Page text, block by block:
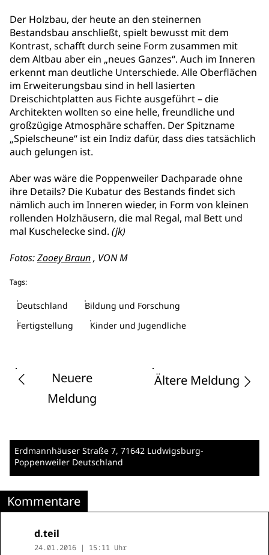
Der Holzbau, der heute an den steinernen
Bestandsbau anschließt, spielt bewusst mit dem
Kontrast, schafft durch seine Form zusammen mit
dem Altbau aber ein „neues Ganzes“. Auch im Inneren
erkennt man deutliche Unterschiede. Alle Oberflächen
im Erweiterungsbau sind in hell lasierten
Dreischichtplatten aus Fichte ausgeführt – die
Architekten wollten so eine helle, freundliche und
großzügige Atmosphäre schaffen. Der Spitzname
„Spielscheune“ ist ein Indiz dafür, dass dies tatsächlich
auch gelungen ist.
Aber was wäre die Poppenweiler Dachparade ohne
ihre Details? Die Kubatur des Bestands findet sich
nämlich auch im Inneren wieder, in Form von kleinen
rollenden Holzhäusern, die mal Regal, mal Bett und
mal Kuschelecke sind. (jk)
Fotos:Zooey Braun, VON M
Tags:
Deutschland
Bildung und Forschung
Fertigstellung
Kinder und Jugendliche
Neuere
Meldung
Ältere Meldung
Erdmannhäuser Straße 7, 71642 Ludwigsburg-
Poppenweiler Deutschland
Kommentare
d.teil
24.01.2016 | 15:11 Uhr